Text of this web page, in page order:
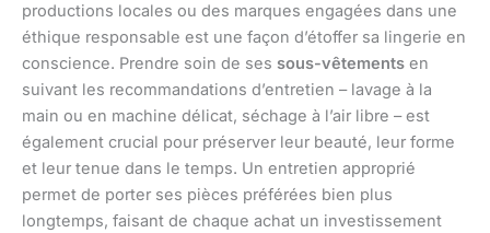
productions locales ou des marques engagées dans une
éthique responsable est une façon d’étoffer sa lingerie en
conscience. Prendre soin de ses sous-vêtements en
suivant les recommandations d’entretien – lavage à la
main ou en machine délicat, séchage à l’air libre – est
également crucial pour préserver leur beauté, leur forme
et leur tenue dans le temps. Un entretien approprié
permet de porter ses pièces préférées bien plus
longtemps, faisant de chaque achat un investissement